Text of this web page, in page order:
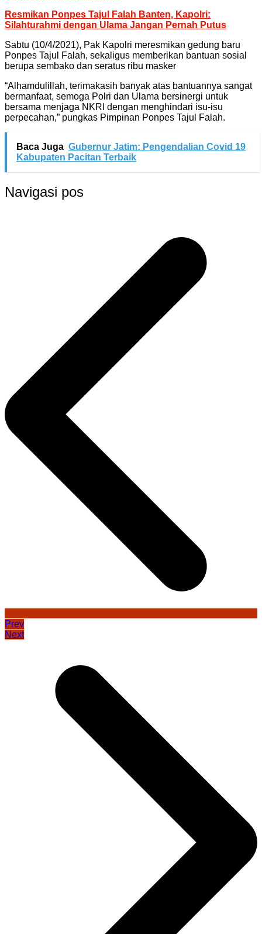
Resmikan Ponpes Tajul Falah Banten, Kapolri:
Silahturahmi dengan Ulama Jangan Pernah Putus
Sabtu (10/4/2021), Pak Kapolri meresmikan gedung baru
Ponpes Tajul Falah, sekaligus memberikan bantuan sosial
berupa sembako dan seratus ribu masker
“Alhamdulillah, terimakasih banyak atas bantuannya sangat
bermanfaat, semoga Polri dan Ulama bersinergi untuk
bersama menjaga NKRI dengan menghindari isu-isu
perpecahan,” pungkas Pimpinan Ponpes Tajul Falah.
Baca Juga Gubernur Jatim: Pengendalian Covid 19
Kabupaten Pacitan Terbaik
Navigasi pos
Prev
Next